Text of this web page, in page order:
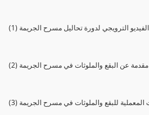
(1) الفيديو الترويجي لدورة تحاليل مسرح الجريمة
(2) مقدمة عن البقع والملوثات في مسرح الجريمة
المعملية للبقع والملوثات في مسرح الجريمة